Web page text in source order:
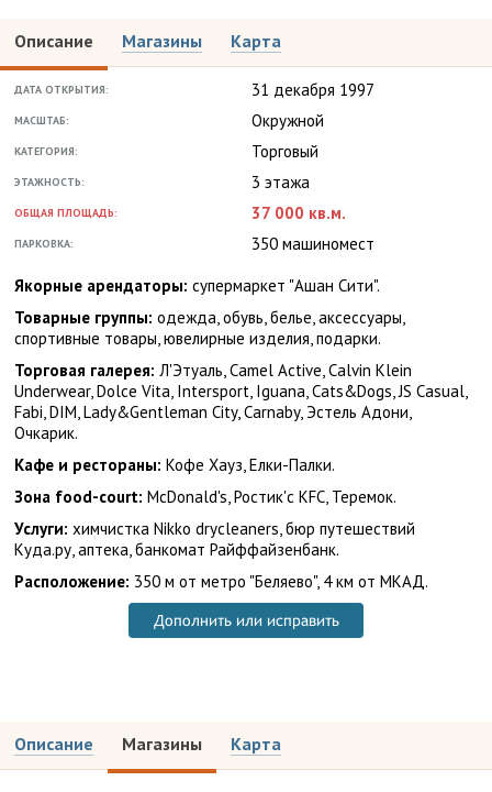
Описание Магазины Карта
ДАТА ОТКРЫТИЯ: 31 декабря 1997
МАСШТАБ: Окружной
КАТЕГОРИЯ: Торговый
ЭТАЖНОСТЬ: 3 этажа
ОБЩАЯ ПЛОЩАДЬ: 37 000 кв.м.
ПАРКОВКА:
350 машиномест
Якорные арендаторы: супермаркет "Ашан Сити".
Товарные группы: одежда, обувь, белье, аксессуары,
спортивные товары, ювелирные изделия, подарки.
Торговая галерея: Л'Этуаль, Camel Active, Calvin Klein
Underwear, Dolce Vita, Intersport, Iguana, Cats&Dogs, JS Casual,
Fabi, DIM, Lady&Gentleman City, Carnaby, Эстель Адони,
Очкарик.
Кафе и рестораны: Кофе Хауз, Елки-Палки.
Зона food-court: McDonald's, Ростик'с KFC, Теремок.
Услуги: химчистка Nikko drycleaners, бюр путешествий
Куда.ру, аптека, банкомат Райффайзенбанк.
Расположение: 350 м от метро "Беляево", 4 км от МКАД.
Дополнить или исправить
Описание Магазины Карта